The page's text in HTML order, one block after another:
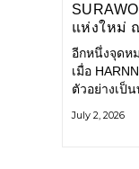
แห่งใหม่
BANGKOK
อีกหนึ่งจุดห
เมื่อ
ตัวอย่างเป็
ของเมือง
July 2, 2026